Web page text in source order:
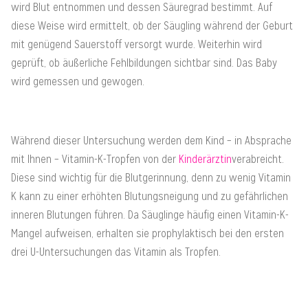
wird Blut entnommen und dessen Säuregrad bestimmt. Auf
diese Weise wird ermittelt, ob der Säugling während der Geburt
mit genügend Sauerstoff versorgt wurde. Weiterhin wird
geprüft, ob äußerliche Fehlbildungen sichtbar sind. Das Baby
wird gemessen und gewogen.
Während dieser Untersuchung werden dem Kind – in Absprache
mit Ihnen – Vitamin-K-Tropfen von der Kinderärztinverabreicht.
Diese sind wichtig für die Blutgerinnung, denn zu wenig Vitamin
K kann zu einer erhöhten Blutungsneigung und zu gefährlichen
inneren Blutungen führen. Da Säuglinge häufig einen Vitamin-K-
Mangel aufweisen, erhalten sie prophylaktisch bei den ersten
drei U-Untersuchungen das Vitamin als Tropfen.